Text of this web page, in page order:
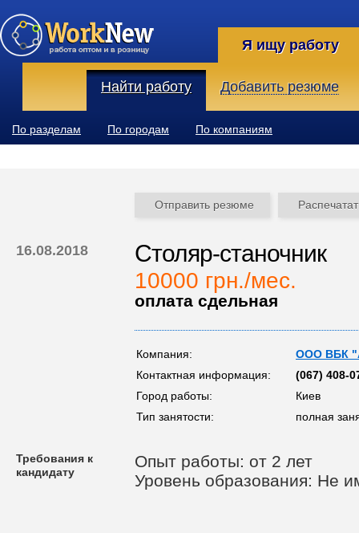
Я ищу работу
Найти работу Добавить резюме
По разделам По городам По компаниям
Отправить резюме
16.08.2018 Столяр-станочник
10000 грн./мес.
оплата сдельная
Компания:
ООО ВБК
Контактная информация:
(067) 408-
Город работы:
Киев
Тип занятости:
полная
Требования к
кандидату
Опыт работы: от 2 лет
Уровень образования: Не